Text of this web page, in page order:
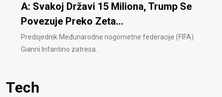
A: Svakoj Državi 15 Miliona, Trump Se
Povezuje Preko Zeta...
Predsjednik Međunarodne nogometne federacije (FIFA)
Gianni Infantino zatresa..
Tech